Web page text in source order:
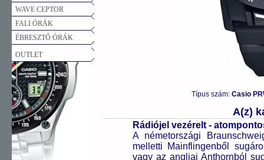
WAVE CEPTOR
FALI ÓRÁK
ÉBRESZTŐ ÓRÁK
OUTLET
Típus szám: Casio
A(z)
Rádiójel vezérelt -
A németországi
melletti Mainflingenből
vagy az angliai Anthornból